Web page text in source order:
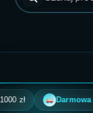
Darmowa